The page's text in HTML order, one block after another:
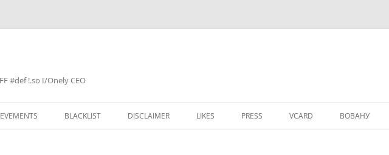
#def !.so I/Onely CEO
BLACKLIST DISCLAIMER LIKES PRESS VCARD ВОВАНУ